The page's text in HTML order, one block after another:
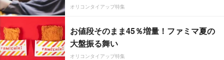
オリコンタイアップ特集
お値段そのまま45％増量！ファミマ夏の
大盤振る舞い
オリコンタイアップ特集